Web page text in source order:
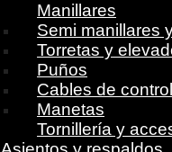
Manillares
Semi manillares y
Torretas y
Puños
Cables de control
Manetas
Tornillería y